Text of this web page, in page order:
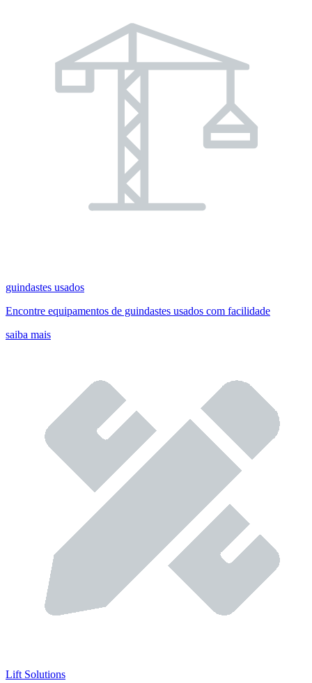
guindastes usados
Encontre equipamentos de guindastes usados com facilidade
saiba mais
Lift Solutions